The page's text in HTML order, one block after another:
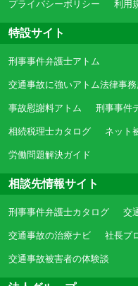
プライバシーポリシー 利用
特設サイト
刑事事件弁護士アトム
交通事故に強いアトム法律事
事故慰謝料アトム 刑事事件
相続税理士カタログ ネット
労働問題解決ガイド
相談先情報サイト
刑事事件弁護士カタログ 交
交通事故の治療ナビ 社長プ
交通事故被害者の体験談